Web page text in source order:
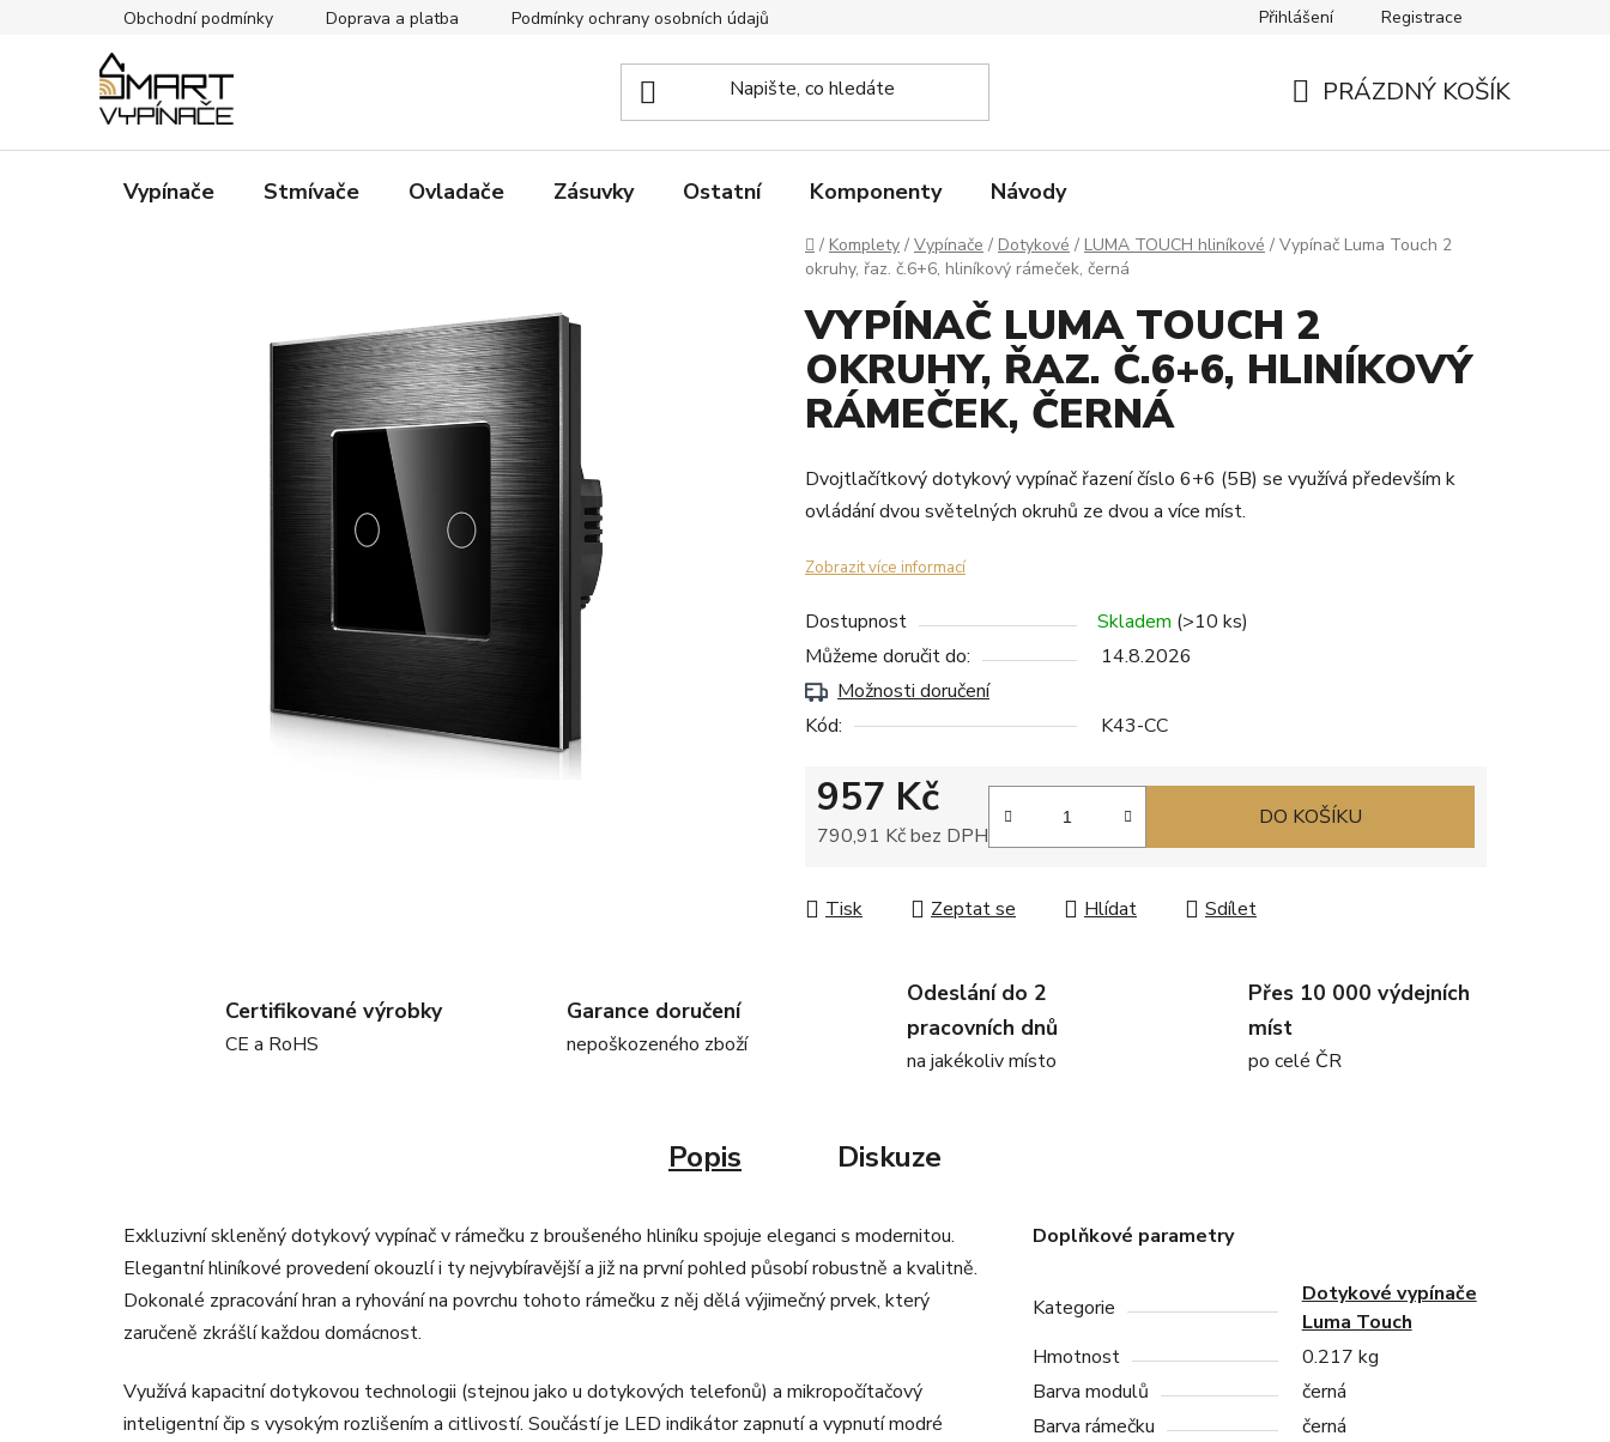
Obchodní podmínky Doprava a platba Podmínky ochrany osobních údajů KontaktyPřihlášení Registrace
PRÁZDNÝ KOŠÍK
Vypínače Stmívače Ovladače Zásuvky Ostatní Komponenty Návody
Domů
/ Komplety / Vypínače / Dotykové / LUMA TOUCH hliníkové / Vypínač Luma Touch 2
okruhy, řaz. č.6+6, hliníkový rámeček, černá
VYPÍNAČ LUMA TOUCH 2
OKRUHY, ŘAZ. Č.6+6, HLINÍKOVÝ
RÁMEČEK, ČERNÁ
Dvojtlačítkový dotykový vypínač řazení číslo 6+6 (5B) se využívá především k
ovládání dvou světelných okruhů ze dvou a více míst.
Zobrazit více informací
Dostupnost Skladem (>10 ks)
Můžeme doručit do:
14.8.2026
Možnosti doručení
Kód:
K43-CC
957 Kč
790,91 Kč bez DPH
DO KOŠÍKU
Tisk Zeptat se Hlídat Sdílet
Certifikované výrobky
CE a RoHS
Garance doručení
nepoškozeného zboží
Odeslání do 2
pracovních dnů
na jakékoliv místo
Přes 10 000 výdejních
míst
po celé ČR
Popis Diskuze
Exkluzivní skleněný dotykový vypínač v rámečku z broušeného hliníku spojuje eleganci s modernitou.
Elegantní hliníkové provedení okouzlí i ty nejvybíravější a již na první pohled působí robustně a kvalitně.
Dokonalé zpracování hran a ryhování na povrchu tohoto rámečku z něj dělá výjimečný prvek, který
zaručeně zkrášlí každou domácnost.
Využívá kapacitní dotykovou technologii (stejnou jako u dotykových telefonů) a mikropočítačový
inteligentní čip s vysokým rozlišením a citlivostí. Součástí je LED indikátor zapnutí a vypnutí modré
Doplňkové parametry
Kategorie
Dotykové vypínače
Luma Touch
Hmotnost
0.217 kg
Barva modulů
černá
Barva rámečku
černá